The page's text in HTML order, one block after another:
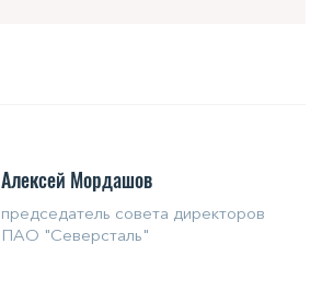
Алексей Мордашов
председатель совета директоров
ПАО "Северсталь"